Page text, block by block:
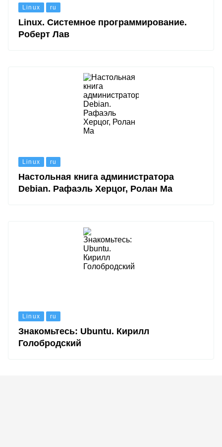
Linux ru
Linux. Системное программирование.
Роберт Лав
Linux ru
Настольная книга администратора
Debian. Рафаэль Херцог, Ролан Ма
Linux ru
Знакомьтесь: Ubuntu. Кирилл
Голобродский